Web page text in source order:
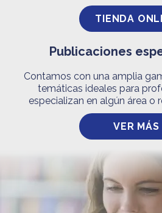
TIENDA
Publicaciones
Contamos con una amplia
temáticas ideales para
especializan en algún área o
VER MÁS